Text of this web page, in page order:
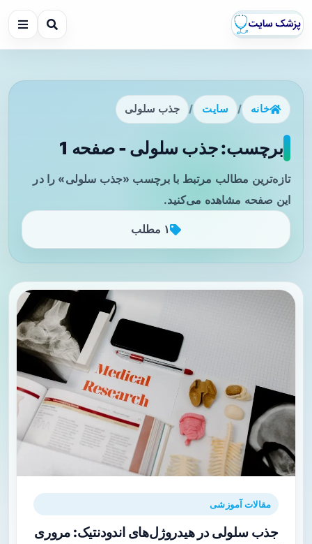
خانه / سایت / جذب سلولی
برچسب: جذب سلولی - صفحه 1
تازه‌ترین مطالب مرتبط با برچسب «جذب سلولی» را در
این صفحه مشاهده می‌کنید.
۱ مطلب
مقالات آموزشی
جذب سلولی در هیدروژل‌های اندودنتیک: مروری